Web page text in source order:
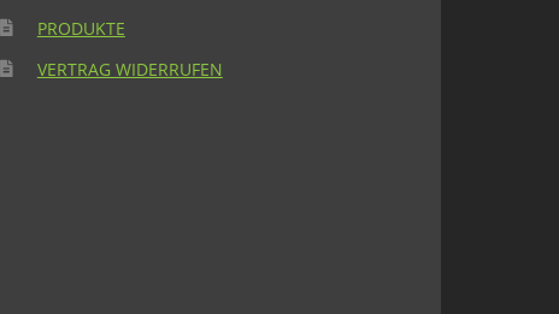
PRODUKTE
VERTRAG WIDERRUFEN